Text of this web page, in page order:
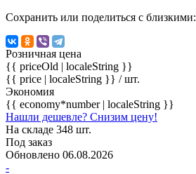
Сохранить или поделиться с близкими:
Розничная цена
{{ priceOld | localeString }}
{{ price | localeString }} / шт.
Экономия
{{ economy*number | localeString }}
Нашли дешевле? Снизим цену!
На складе 348 шт.
Под заказ
Обновлено 06.08.2026
-